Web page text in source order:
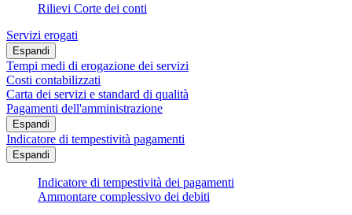
Rilievi Corte dei conti
Servizi erogati
Espandi
Tempi medi di erogazione dei servizi
Costi contabilizzati
Carta dei servizi e standard di qualità
Pagamenti dell'amministrazione
Espandi
Indicatore di tempestività pagamenti
Espandi
Indicatore di tempestività dei pagamenti
Ammontare complessivo dei debiti